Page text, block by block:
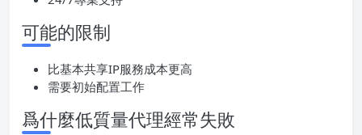
可能的限制
比基本共享IP服務成本更高
需要初始配置工作
爲什麼低質量代理經常失敗